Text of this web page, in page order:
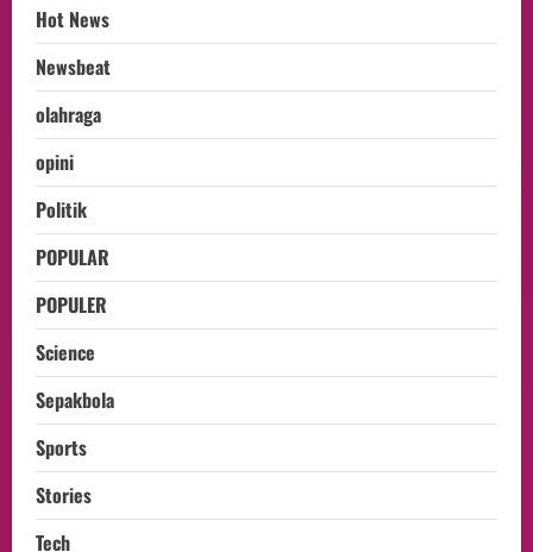
Hot News
Newsbeat
olahraga
opini
Politik
POPULAR
POPULER
Science
Sepakbola
Sports
Stories
Tech